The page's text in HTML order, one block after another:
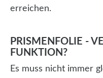
erreichen.
PRISMENFOLIE -
FUNKTION?
Es muss nicht immer